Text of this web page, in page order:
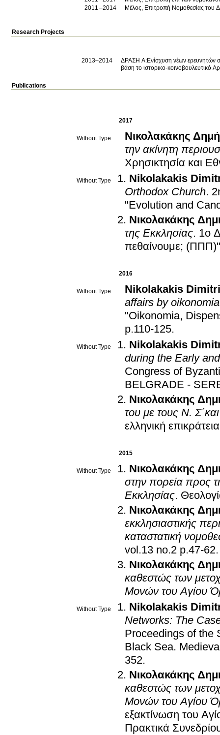
2011
2014 Μέλος,
Research Projects
2013–2014
ΔΡΑΣΗ Α:Ενίσχυση νέων ερευνητών
βάση το ιστορικο-κοινοβουλευτικό
Publications
2017
Without Type
Νικολακάκης
την ακίνητη
Χρησικτησία και
Without Type
Nikolakakis
Orthodox Church.
"Evolution and
Νικολακάκης
της Εκκλησίας. 1ο
πεθαίνουμε; (ΠΠΠ)"
2016
Without Type
Nikolakakis
affairs by
"Οikonomia,
p.110-125.
Without Type
Nikolakakis
during the Early
Congress of
BELGRADE -
Νικολακάκης
του με τους Ν.
ελληνική επικράτεια
2015
Without Type
Νικολακάκης
στην πορεία προς
Εκκλησίας.
Νικολακάκης
εκκλησιαστικής
καταστατική
vol.13 no.2 p.47-62.
Νικολακάκης
καθεστώς των
Μονών του Αγίου
Without Type
Nikolakakis
Networks: The
Proceedings of the
Black Sea.
352.
Νικολακάκης
καθεστώς των
Μονών του Αγίου
εξακτίνωση του
Πρακτικά